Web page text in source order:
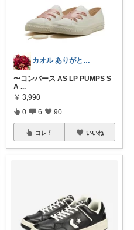
カオル ありがとうございます🍀
〜コンバース AS LP PUMPS S
A ...
￥ 3,990
0 6 90
コレ いいね